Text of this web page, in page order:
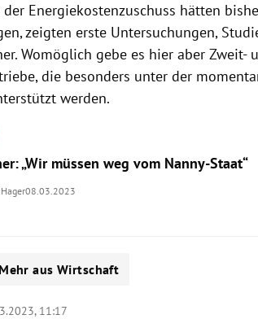
Energiekostenzuschuss hätten
zeigten erste Untersuchungen,
Womöglich gebe es hier aber
die besonders unter der
werden.
„Wir müssen weg vom Nanny-Staat“
08.03.2023
Mehr aus Wirtschaft
11:17